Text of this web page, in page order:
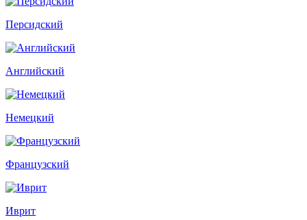
Персидский
Английский
Немецкий
Французский
Иврит